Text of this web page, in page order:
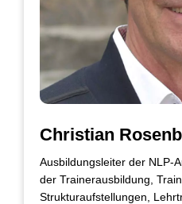
Christian
Ausbildungsleiter der NLP-
der Trainerausbildung,
Strukturaufstellungen,